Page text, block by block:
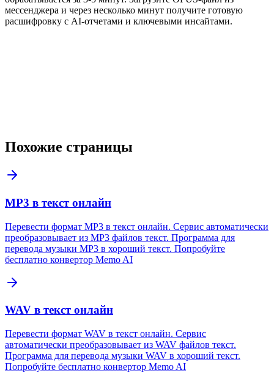
мессенджера и через несколько минут получите готовую
расшифровку с AI-отчетами и ключевыми инсайтами.
Похожие страницы
МР3 в текст онлайн
Перевести формат МР3 в текст онлайн. Сервис автоматически
преобразовывает из МР3 файлов текст. Программа для
перевода музыки МР3 в хороший текст. Попробуйте
бесплатно конвертор Memo AI
WAV в текст онлайн
Перевести формат WAV в текст онлайн. Сервис
автоматически преобразовывает из WAV файлов текст.
Программа для перевода музыки WAV в хороший текст.
Попробуйте бесплатно конвертор Memo AI